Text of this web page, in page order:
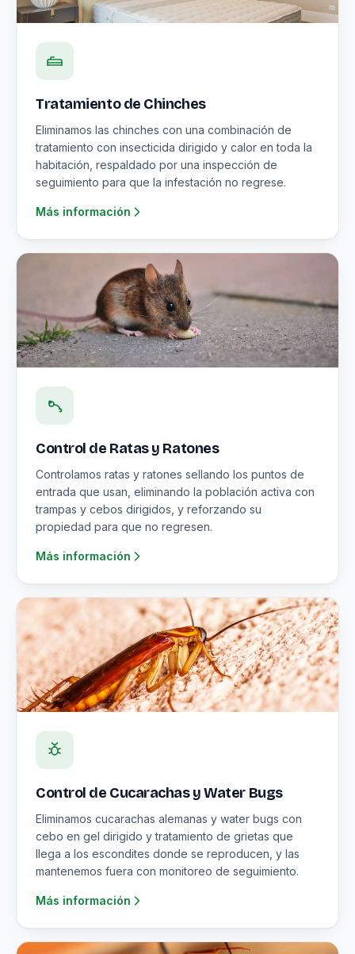
Tratamiento de Chinches
Eliminamos las chinches con una combinación de
tratamiento con insecticida dirigido y calor en toda la
habitación, respaldado por una inspección de
seguimiento para que la infestación no regrese.
Más información
Control de Ratas y Ratones
Controlamos ratas y ratones sellando los puntos de
entrada que usan, eliminando la población activa con
trampas y cebos dirigidos, y reforzando su
propiedad para que no regresen.
Más información
Control de Cucarachas y Water Bugs
Eliminamos cucarachas alemanas y water bugs con
cebo en gel dirigido y tratamiento de grietas que
llega a los escondites donde se reproducen, y las
mantenemos fuera con monitoreo de seguimiento.
Más información